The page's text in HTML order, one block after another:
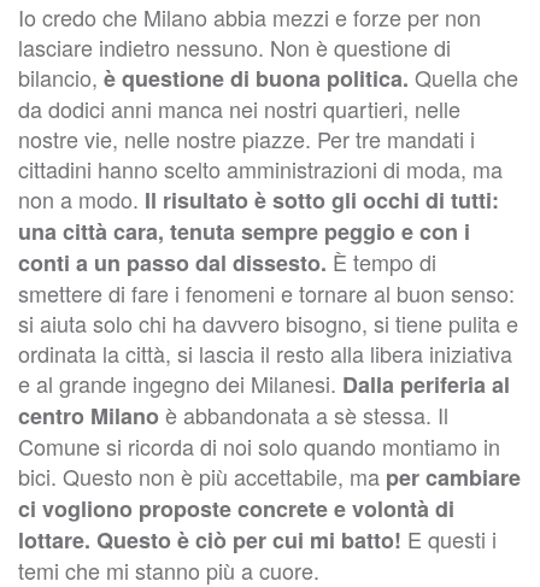
Io credo che Milano abbia mezzi e forze per non
lasciare indietro nessuno. Non è questione di
bilancio, è questione di buona politica. Quella che
da dodici anni manca nei nostri quartieri, nelle
nostre vie, nelle nostre piazze. Per tre mandati i
cittadini hanno scelto amministrazioni di moda, ma
non a modo. Il risultato è sotto gli occhi di tutti:
una città cara, tenuta sempre peggio e con i
conti a un passo dal dissesto. È tempo di
smettere di fare i fenomeni e tornare al buon senso:
si aiuta solo chi ha davvero bisogno, si tiene pulita e
ordinata la città, si lascia il resto alla libera iniziativa
e al grande ingegno dei Milanesi. Dalla periferia al
centro Milano è abbandonata a sè stessa. Il
Comune si ricorda di noi solo quando montiamo in
bici. Questo non è più accettabile, ma per cambiare
ci vogliono proposte concrete e volontà di
lottare. Questo è ciò per cui mi batto! E questi i
temi che mi stanno più a cuore.